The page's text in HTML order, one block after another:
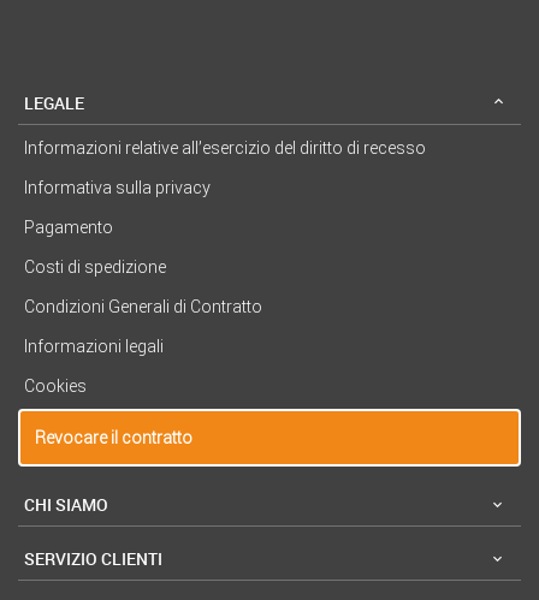
LEGALE
Informazioni relative all’esercizio del diritto di recesso
Informativa sulla privacy
Pagamento
Costi di spedizione
Condizioni Generali di Contratto
Informazioni legali
Cookies
Revocare il contratto
CHI SIAMO
SERVIZIO CLIENTI